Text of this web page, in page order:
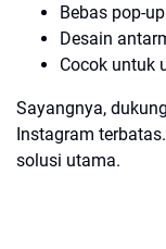
Bebas pop-
Desain
Cocok untuk
Sayangnya,
Instagram
solusi utama.